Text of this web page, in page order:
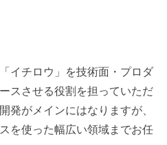
イチロウ」を技術面・プロダ
スさせる役割を担っていただ
発がメインにはなりますが、
を使った幅広い領域までお任